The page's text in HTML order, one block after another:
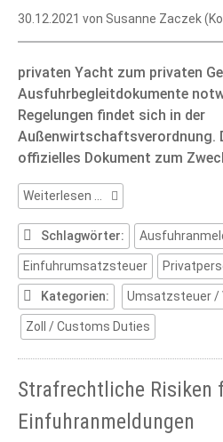
30.12.2021 von Susanne Zaczek
privaten Yacht zum privaten
Ausfuhrbegleitdokumente
Regelungen findet sich in der
Außenwirtschaftsverordnung.
offizielles Dokument zum
Weiterlesen …
für
private
Yachten
Schlagwörter:
Einfuhrumsatzsteuer
Kategorien: Umsatzsteuer /
Zoll / Customs Duties
Strafrechtliche Risiken
Einfuhranmeldungen